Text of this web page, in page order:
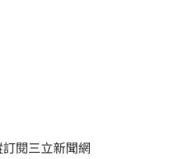
閱三立新聞網